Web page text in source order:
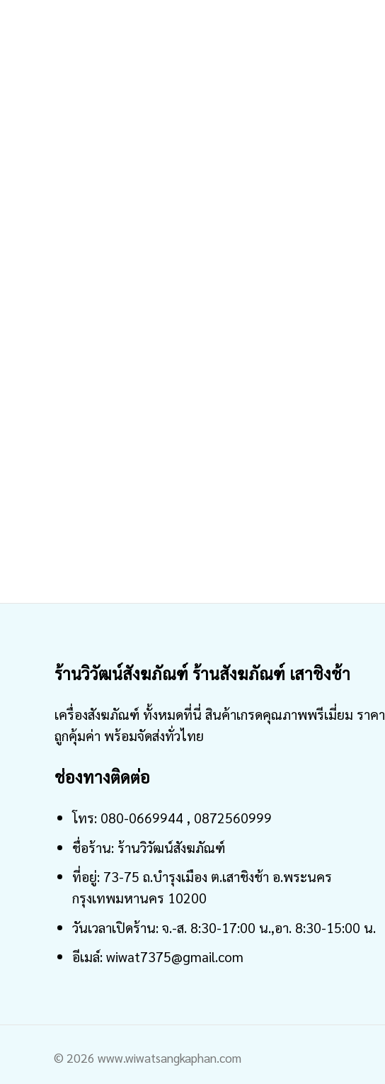
ร้านวิวัฒน์สังฆภัณฑ์ ร้านสังฆภัณฑ์ เสาชิงช้า
เครื่องสังฆภัณฑ์ ทั้งหมดที่นี่ สินค้าเกรดคุณภาพพรีเมี่ยม ราคา
ถูกคุ้มค่า พร้อมจัดส่งทั่วไทย
ช่องทางติดต่อ
โทร: 080-0669944 , 0872560999
ชื่อร้าน: ร้านวิวัฒน์สังฆภัณฑ์
ที่อยู่: 73-75 ถ.บำรุงเมือง ต.เสาชิงช้า อ.พระนคร
กรุงเทพมหานคร 10200
วันเวลาเปิดร้าน: จ.-ส. 8:30-17:00 น.,อา. 8:30-15:00 น.
อีเมล์: wiwat7375@gmail.com
© 2026 www.wiwatsangkaphan.com